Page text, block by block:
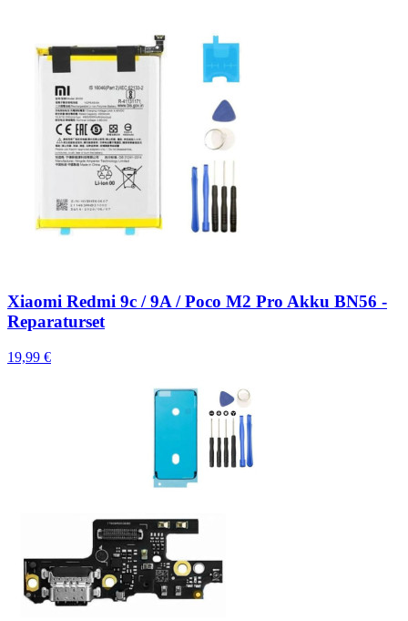
Xiaomi Redmi 9c / 9A / Poco M2 Pro Akku BN56 -
Reparaturset
19,99 €